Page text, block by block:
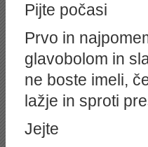
Pijte počasi
Prvo in
glavobolom in
ne boste imeli,
lažje in sproti
Jejte